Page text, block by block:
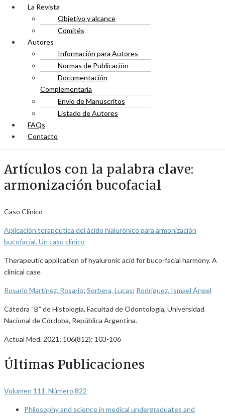
La Revista
Objetivo y alcance
Comités
Autores
Información para Autores
Normas de Publicación
Documentación
Complementaria
Envío de Manuscritos
Listado de Autores
FAQs
Contacto
Artículos con la palabra clave:
armonización bucofacial
Caso Clínico
Aplicación terapéutica del ácido hialurónico para armonización
bucofacial. Un caso clínico
Therapeutic application of hyaluronic acid for buco-facial harmony. A
clinical case
Rosario Martínez, Rosario; Sorbera, Lucas; Rodríguez, Ismael Ángel
Cátedra “B” de Histología, Facultad de Odontología, Universidad
Nacional de Córdoba, República Argentina.
Actual Med. 2021; 106(812): 103-106
Últimas Publicaciones
Volumen 111. Número 822
Philosophy and science in medical undergraduates and